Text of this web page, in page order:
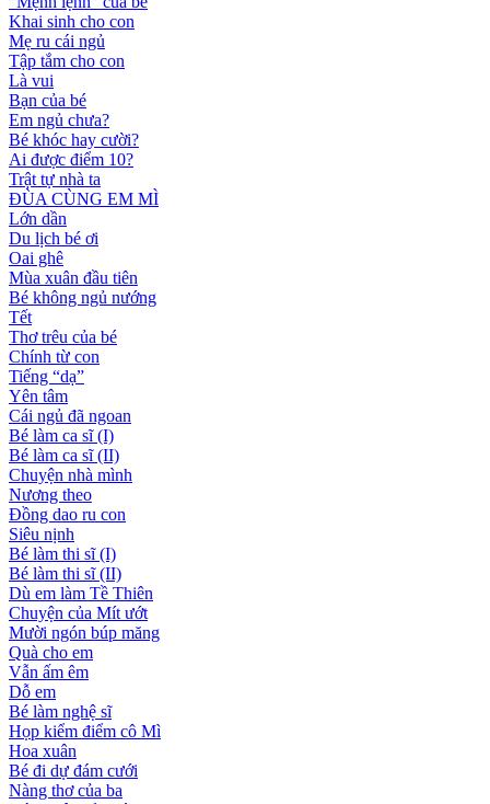
Khai sinh cho con
Mẹ ru cái ngủ
Tập tắm cho con
Là vui
Bạn của bé
Em ngủ chưa?
Bé khóc hay cười?
Ai được điểm 10?
Trật tự nhà ta
ĐÙA CÙNG EM MÌ
Lớn dần
Du lịch bé ơi
Oai ghê
Mùa xuân đầu tiên
Bé không ngủ nướng
Tết
Thơ trêu của bé
Chính từ con
Tiếng “dạ”
Yên tâm
Cái ngủ đã ngoan
Bé làm ca sĩ (I)
Bé làm ca sĩ (II)
Chuyện nhà mình
Nương theo
Đồng dao ru con
Siêu nịnh
Bé làm thi sĩ (I)
Bé làm thi sĩ (II)
Dù em làm Tề Thiên
Chuyện của Mít ướt
Mười ngón búp măng
Quà cho em
Vẫn ấm êm
Dỗ em
Bé làm nghệ sĩ
Họp kiểm điểm cô Mì
Hoa xuân
Bé đi dự đám cưới
Nàng thơ của ba